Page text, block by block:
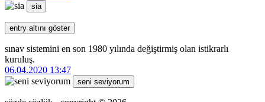
sia
entry altını göster
sınav sistemini en son 1980 yılında değiştirmiş olan istikrarlı
kuruluş.
06.04.2020 13:47
seni seviyorum